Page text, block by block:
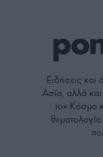
Ειδήσεις και
Ασία, αλλά και
τον Κόσμο